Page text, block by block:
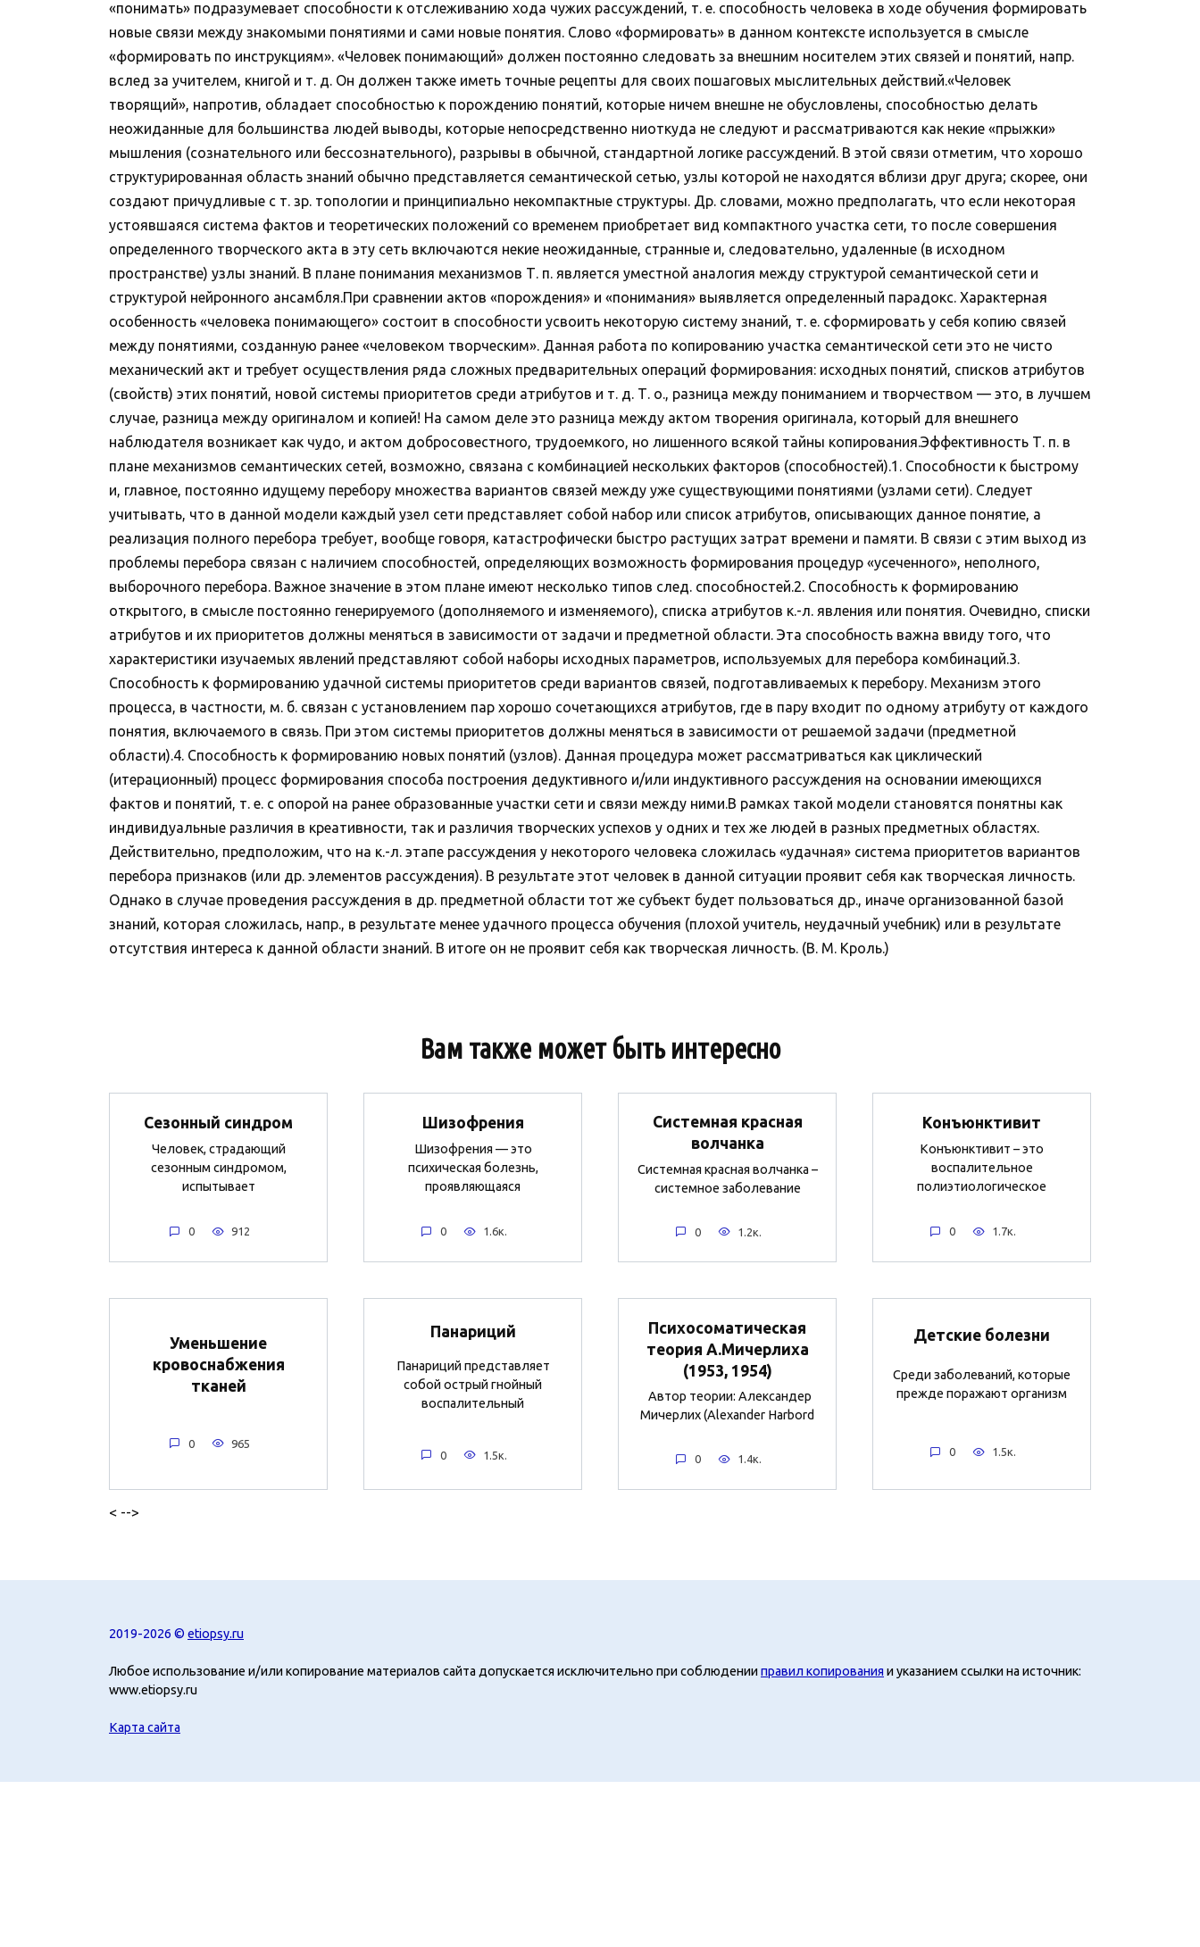
«понимать» подразумевает способности к отслеживанию хода чужих рассуждений, т. е. способность человека в ходе обучения формировать
новые связи между знакомыми понятиями и сами новые понятия. Слово «формировать» в данном контексте используется в смысле
«формировать по инструкциям». «Человек понимающий» должен постоянно следовать за внешним носителем этих связей и понятий, напр.
вслед за учителем, книгой и т. д. Он должен также иметь точные рецепты для своих пошаговых мыслительных действий.«Человек
творящий», напротив, обладает способностью к порождению понятий, которые ничем внешне не обусловлены, способностью делать
неожиданные для большинства людей выводы, которые непосредственно ниоткуда не следуют и рассматриваются как некие «прыжки»
мышления (сознательного или бессознательного), разрывы в обычной, стандартной логике рассуждений. В этой связи отметим, что хорошо
структурированная область знаний обычно представляется семантической сетью, узлы которой не находятся вблизи друг друга; скорее, они
создают причудливые с т. зр. топологии и принципиально некомпактные структуры. Др. словами, можно предполагать, что если некоторая
устоявшаяся система фактов и теоретических положений со временем приобретает вид компактного участка сети, то после совершения
определенного творческого акта в эту сеть включаются некие неожиданные, странные и, следовательно, удаленные (в исходном
пространстве) узлы знаний. В плане понимания механизмов Т. п. является уместной аналогия между структурой семантической сети и
структурой нейронного ансамбля.При сравнении актов «порождения» и «понимания» выявляется определенный парадокс. Характерная
особенность «человека понимающего» состоит в способности усвоить некоторую систему знаний, т. е. сформировать у себя копию связей
между понятиями, созданную ранее «человеком творческим». Данная работа по копированию участка семантической сети это не чисто
механический акт и требует осуществления ряда сложных предварительных операций формирования: исходных понятий, списков атрибутов
(свойств) этих понятий, новой системы приоритетов среди атрибутов и т. д. Т. о., разница между пониманием и творчеством — это, в лучшем
случае, разница между оригиналом и копией! На самом деле это разница между актом творения оригинала, который для внешнего
наблюдателя возникает как чудо, и актом добросовестного, трудоемкого, но лишенного всякой тайны копирования.Эффективность Т. п. в
плане механизмов семантических сетей, возможно, связана с комбинацией нескольких факторов (способностей).1. Способности к быстрому
и, главное, постоянно идущему перебору множества вариантов связей между уже существующими понятиями (узлами сети). Следует
учитывать, что в данной модели каждый узел сети представляет собой набор или список атрибутов, описывающих данное понятие, а
реализация полного перебора требует, вообще говоря, катастрофически быстро растущих затрат времени и памяти. В связи с этим выход из
проблемы перебора связан с наличием способностей, определяющих возможность формирования процедур «усеченного», неполного,
выборочного перебора. Важное значение в этом плане имеют несколько типов след. способностей.2. Способность к формированию
открытого, в смысле постоянно генерируемого (дополняемого и изменяемого), списка атрибутов к.-л. явления или понятия. Очевидно, списки
атрибутов и их приоритетов должны меняться в зависимости от задачи и предметной области. Эта способность важна ввиду того, что
характеристики изучаемых явлений представляют собой наборы исходных параметров, используемых для перебора комбинаций.3.
Способность к формированию удачной системы приоритетов среди вариантов связей, подготавливаемых к перебору. Механизм этого
процесса, в частности, м. б. связан с установлением пар хорошо сочетающихся атрибутов, где в пару входит по одному атрибуту от каждого
понятия, включаемого в связь. При этом системы приоритетов должны меняться в зависимости от решаемой задачи (предметной
области).4. Способность к формированию новых понятий (узлов). Данная процедура может рассматриваться как циклический
(итерационный) процесс формирования способа построения дедуктивного и/или индуктивного рассуждения на основании имеющихся
фактов и понятий, т. е. с опорой на ранее образованные участки сети и связи между ними.В рамках такой модели становятся понятны как
индивидуальные различия в креативности, так и различия творческих успехов у одних и тех же людей в разных предметных областях.
Действительно, предположим, что на к.-л. этапе рассуждения у некоторого человека сложилась «удачная» система приоритетов вариантов
перебора признаков (или др. элементов рассуждения). В результате этот человек в данной ситуации проявит себя как творческая личность.
Однако в случае проведения рассуждения в др. предметной области тот же субъект будет пользоваться др., иначе организованной базой
знаний, которая сложилась, напр., в результате менее удачного процесса обучения (плохой учитель, неудачный учебник) или в результате
отсутствия интереса к данной области знаний. В итоге он не проявит себя как творческая личность. (В. М. Кроль.)
Вам также может быть интересно
Сезонный синдром
Человек, страдающий
сезонным синдромом,
испытывает
0 912
Шизофрения
Шизофрения — это
психическая болезнь,
проявляющаяся
0 1.6к.
Системная красная
волчанка
Системная красная волчанка –
системное заболевание
0 1.2к.
Конъюнктивит
Конъюнктивит – это
воспалительное
полиэтиологическое
0 1.7к.
Уменьшение
кровоснабжения
тканей
0 965
Панариций
Панариций представляет
собой острый гнойный
воспалительный
0 1.5к.
Психосоматическая
теория А.Мичерлиха
(1953, 1954)
Автор теории: Александер
Мичерлих (Alexander Harbord
0 1.4к.
Детские болезни
Среди заболеваний, которые
прежде поражают организм
0 1.5к.
< -->
2019-2026 © etiopsy.ru
Любое использование и/или копирование материалов сайта допускается исключительно при соблюденииправил копирования и указанием ссылки на источник:
www.etiopsy.ru
Карта сайта